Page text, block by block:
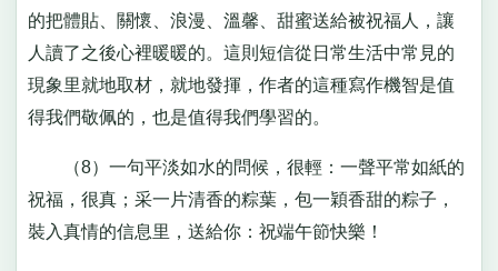
的把體貼、關懷、浪漫、溫馨、甜蜜送給被祝福人，讓
人讀了之後心裡暖暖的。這則短信從日常生活中常見的
現象里就地取材，就地發揮，作者的這種寫作機智是值
得我們敬佩的，也是值得我們學習的。
（8）一句平淡如水的問候，很輕：一聲平常如紙的
祝福，很真；采一片清香的粽葉，包一穎香甜的粽子，
裝入真情的信息里，送給你：祝端午節快樂！